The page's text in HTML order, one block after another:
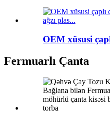
OEM xüsusi
Fermuarlı Çanta